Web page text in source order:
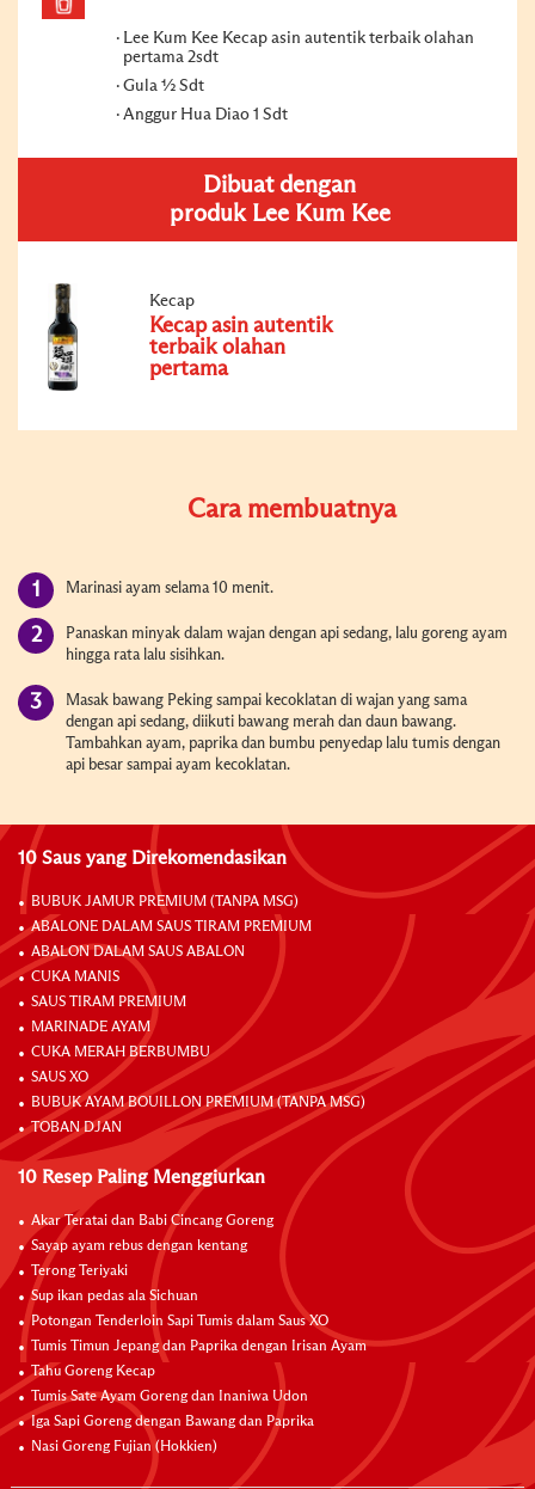
Lee Kum Kee Kecap asin autentik terbaik olahan
pertama 2sdt
Gula ½ Sdt
Anggur Hua Diao 1 Sdt
Dibuat dengan
produk Lee Kum Kee
Kecap
Kecap asin autentik
terbaik olahan
pertama
Cara membuatnya
Marinasi ayam selama 10 menit.
Panaskan minyak dalam wajan dengan api sedang, lalu goreng ayam
hingga rata lalu sisihkan.
Masak bawang Peking sampai kecoklatan di wajan yang sama
dengan api sedang, diikuti bawang merah dan daun bawang.
Tambahkan ayam, paprika dan bumbu penyedap lalu tumis dengan
api besar sampai ayam kecoklatan.
10 Saus yang Direkomendasikan
BUBUK JAMUR PREMIUM (TANPA MSG)
ABALONE DALAM SAUS TIRAM PREMIUM
ABALON DALAM SAUS ABALON
CUKA MANIS
SAUS TIRAM PREMIUM
MARINADE AYAM
CUKA MERAH BERBUMBU
SAUS XO
BUBUK AYAM BOUILLON PREMIUM (TANPA MSG)
TOBAN DJAN
10 Resep Paling Menggiurkan
Akar Teratai dan Babi Cincang Goreng
Sayap ayam rebus dengan kentang
Terong Teriyaki
Sup ikan pedas ala Sichuan
Potongan Tenderloin Sapi Tumis dalam Saus XO
Tumis Timun Jepang dan Paprika dengan Irisan Ayam
Tahu Goreng Kecap
Tumis Sate Ayam Goreng dan Inaniwa Udon
Iga Sapi Goreng dengan Bawang dan Paprika
Nasi Goreng Fujian (Hokkien)